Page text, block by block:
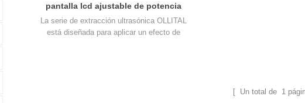
pantalla lcd ajustable de potencia
estándar europea
La serie de extracción ultrasónica OLLITAL
está diseñada para aplicar un efecto de
[ Un total de 1